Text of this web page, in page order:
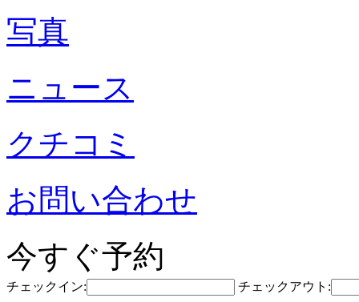
写真
ニュース
クチコミ
お問い合わせ
今すぐ予約
チェックイン: チェックアウト: